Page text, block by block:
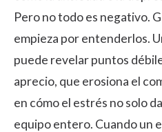
Pero no todo es negativo.
empieza por entenderlos.
puede revelar puntos
aprecio, que erosiona el
en cómo el estrés no solo
equipo entero. Cuando un